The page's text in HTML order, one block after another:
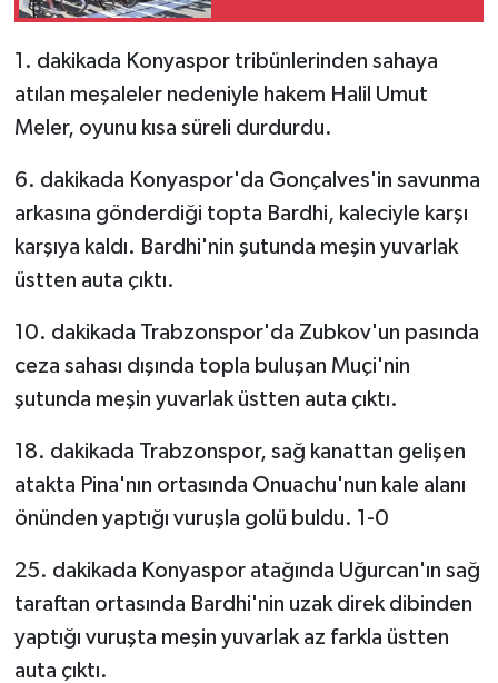
1. dakikada Konyaspor tribünlerinden sahaya
atılan meşaleler nedeniyle hakem Halil Umut
Meler, oyunu kısa süreli durdurdu.
6. dakikada Konyaspor'da Gonçalves'in savunma
arkasına gönderdiği topta Bardhi, kaleciyle karşı
karşıya kaldı. Bardhi'nin şutunda meşin yuvarlak
üstten auta çıktı.
10. dakikada Trabzonspor'da Zubkov'un pasında
ceza sahası dışında topla buluşan Muçi'nin
şutunda meşin yuvarlak üstten auta çıktı.
18. dakikada Trabzonspor, sağ kanattan gelişen
atakta Pina'nın ortasında Onuachu'nun kale alanı
önünden yaptığı vuruşla golü buldu. 1-0
25. dakikada Konyaspor atağında Uğurcan'ın sağ
taraftan ortasında Bardhi'nin uzak direk dibinden
yaptığı vuruşta meşin yuvarlak az farkla üstten
auta çıktı.